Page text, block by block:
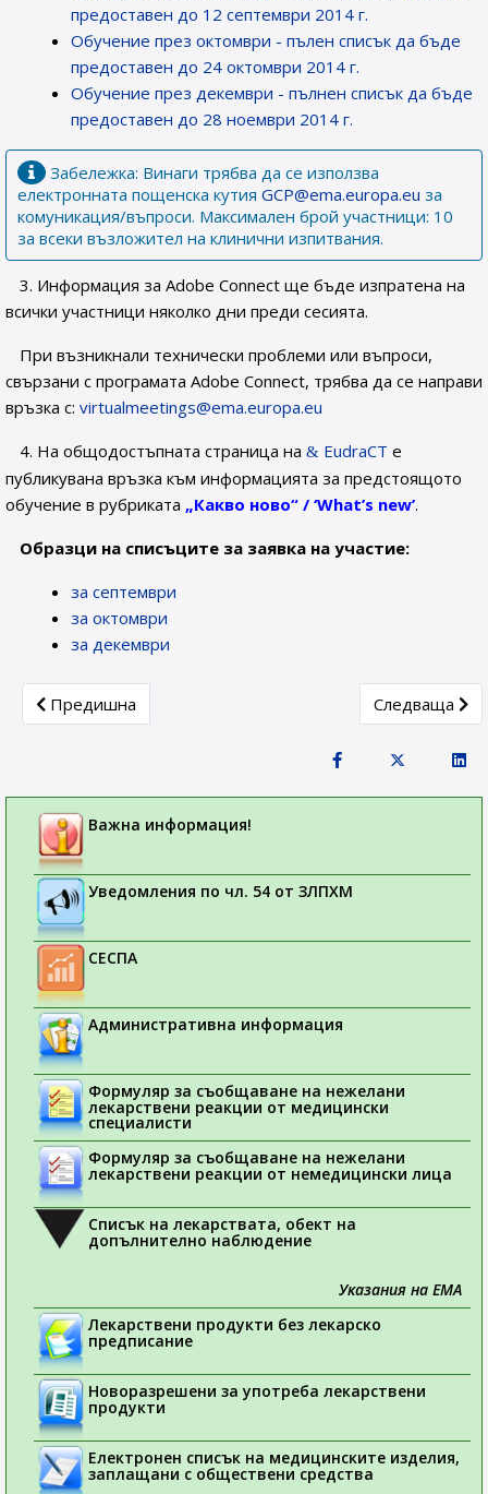
предоставен до 12 септември 2014 г.
Обучение през октомври - пълен списък да бъде
предоставен до 24 октомври 2014 г.
Обучение през декември - пълнен списък да бъде
предоставен до 28 ноември 2014 г.
Забележка: Винаги трябва да се използва
електронната пощенска кутия GCP@ema.europa.eu за
комуникация/въпроси. Максимален брой участници: 10
за всеки възложител на клинични изпитвания.
3. Информация за Adobe Connect ще бъде изпратена на
всички участници няколко дни преди сесията.
При възникнали технически проблеми или въпроси,
свързани с програмата Adobe Connect, трябва да се направи
връзка с: virtualmeetings@ema.europa.eu
4. На общодостъпната страница на
EudraCT е
публикувана връзка към информацията за предстоящото
обучение в рубриката „Какво ново“ / ‘What’s new’.
Образци на списъците за заявка на участие:
за септември
за октомври
за декември
Previous article: Обществено допитване относно
Предишна Next article:
Следваща
Важна информация!
Уведомления по чл. 54 от ЗЛПХМ
СЕСПА
Административна информация
Формуляр за съобщаване на нежелани
лекарствени реакции от медицински
специалисти
Формуляр за съобщаване на нежелани
лекарствени реакции от немедицински лица
Списък на лекарствата, обект на
допълнително наблюдение
Указания на ЕМА
Лекарствени продукти без лекарско
предписание
Новоразрешени за употреба лекарствени
продукти
Електронен списък на медицинските изделия,
заплащани с обществени средства